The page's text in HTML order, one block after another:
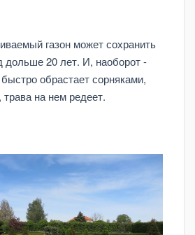
газон может сохранить
дольше 20 лет. И, наоборот -
обрастает сорняками,
на нем редеет.